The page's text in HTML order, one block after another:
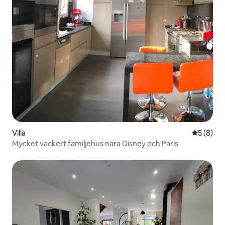
Villa 5 av 5 i
5 (8)
Mycket vackert familjehus nära Disney och Paris